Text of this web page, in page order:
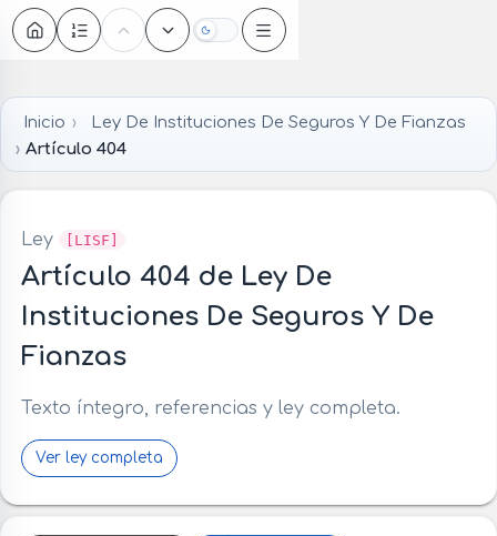
Oscuro
Inicio
Ley De Instituciones De Seguros Y De Fianzas
Artículo 404
Ley [LISF]
Artículo 404 de Ley De
Instituciones De Seguros Y De
Fianzas
Texto íntegro, referencias y ley completa.
Ver ley completa